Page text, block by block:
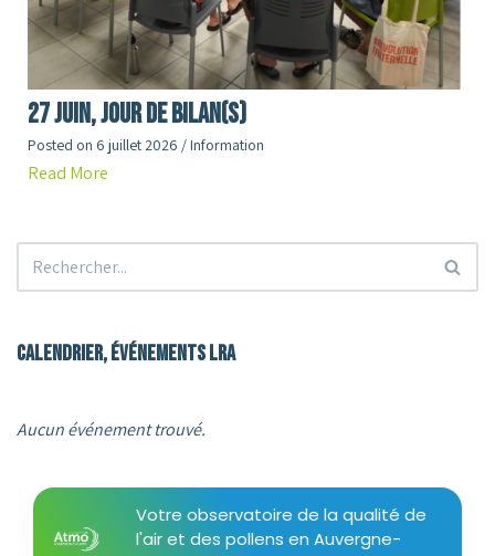
27 juin, jour de Bilan(s)
Posted on 6 juillet 2026 /Information
Read More
Calendrier, événements LRA
Aucun événement trouvé.